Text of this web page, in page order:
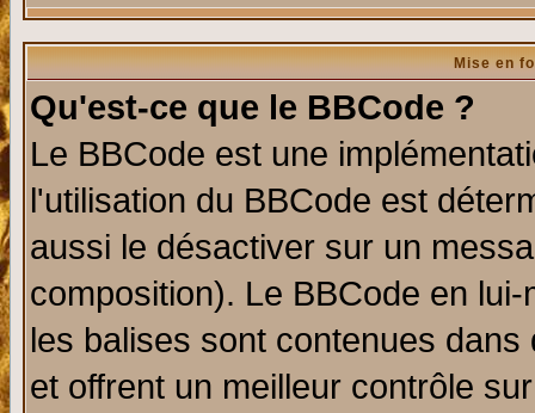
Mise en
Qu'est-ce que le BBCode ?
Le BBCode est une
l'utilisation du BBCode est
aussi le désactiver sur un
composition). Le BBCode en
les balises sont contenues
et offrent un meilleur contrôle